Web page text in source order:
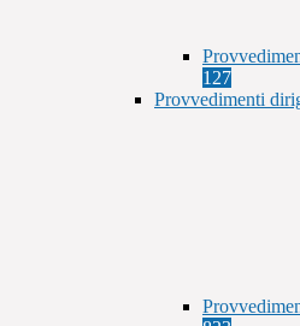
127
Provvedimenti